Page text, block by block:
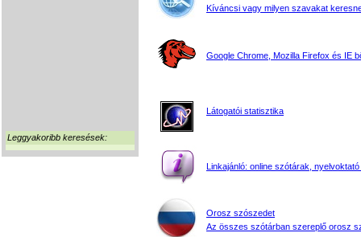
Leggyakoribb keresések:
Kíváncsi vagy milyen szavakat
Google Chrome, Mozilla Firefox és IE
Látogatói statisztika
Linkajánló: online szótárak, nyelvoktató
Orosz szószedet
Az összes szótárban szereplő orosz